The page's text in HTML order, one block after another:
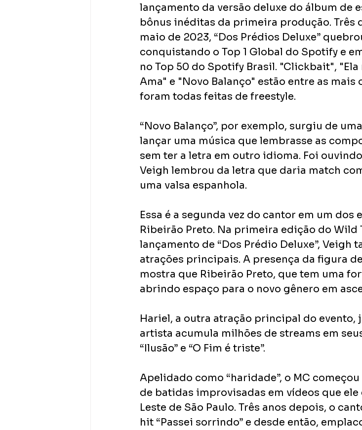
lançamento da versão deluxe do álbum de
bônus inéditas da primeira produção. Três
maio de 2023, “Dos Prédios Deluxe”
conquistando o Top 1 Global do Spotify e
no Top 50 do Spotify Brasil. "Clickbait", "Ela
Ama" e "Novo Balanço" estão entre as
foram todas feitas de freestyle.
“Novo Balanço”, por exemplo, surgiu de
lançar uma música que lembrasse as
sem ter a letra em outro idioma. Foi
Veigh lembrou da letra que daria match
uma valsa espanhola.
Essa é a segunda vez do cantor em um dos
Ribeirão Preto. Na primeira edição do Wild
lançamento de “Dos Prédio Deluxe”, Veigh
atrações principais. A presença da figura
mostra que Ribeirão Preto, que tem uma
abrindo espaço para o novo gênero em
Hariel, a outra atração principal do evento,
artista acumula milhões de streams em
“Ilusão” e “O Fim é triste”.
Apelidado como “haridade”, o MC
de batidas improvisadas em vídeos que ele
Leste de São Paulo. Três anos depois, o
hit “Passei sorrindo” e desde então,